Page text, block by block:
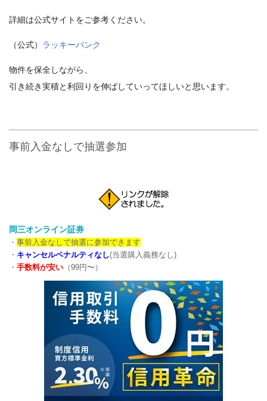
詳細は公式サイトをご参考ください。
（公式） ラッキーバンク
物件を保全しながら、
引き続き実積と利回りを伸ばしていってほしいと思います。
事前入金なしで抽選参加
岡三オンライン証券
・ 事前入金なしで抽選に参加できます
・ キャンセルペナルティなし(当選購入義務なし)
・ 手数料が安い （99円〜）